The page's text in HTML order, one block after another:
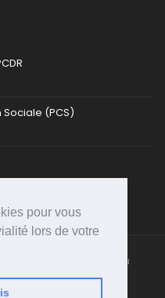
pour vous
lors de votre
(PCS)
reproduction partielle ou
| Propulsé parPSI-